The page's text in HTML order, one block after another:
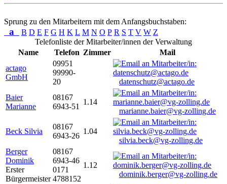
Sprung zu den Mitarbeitern mit dem Anfangsbuchstaben:
a B D E F G H K L M N O P R S T V W Z
Telefonliste der Mitarbeiter/innen der Verwaltung
Name
Telefon Zimmer
Mail
actago
GmbH
09951
99990-
20
datenschutz@actago.de
Baier
Marianne
08167
6943-51
1.14
marianne.baier@vg-zolling.de
Beck Silvia
08167
6943-26
1.04
silvia.beck@vg-zolling.de
Berger
Dominik
Erster
Bürgermeister
08167
6943-46
0171
4788152
1.12
dominik.berger@vg-zolling.de